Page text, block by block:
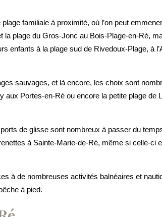
familiale à proximité, où l’on peut
plage du Gros-Jonc au Bois-Plage-en-Ré,
enfants à la plage sud de Rivedoux-Plage, à
sauvages, et là encore, les choix sont
Portes-en-Ré ou encore la petite plage de
de glisse sont nombreux à passer du
à Sainte-Marie-de-Ré, même si celle-ci
à de nombreuses activités balnéaires et
à pied.